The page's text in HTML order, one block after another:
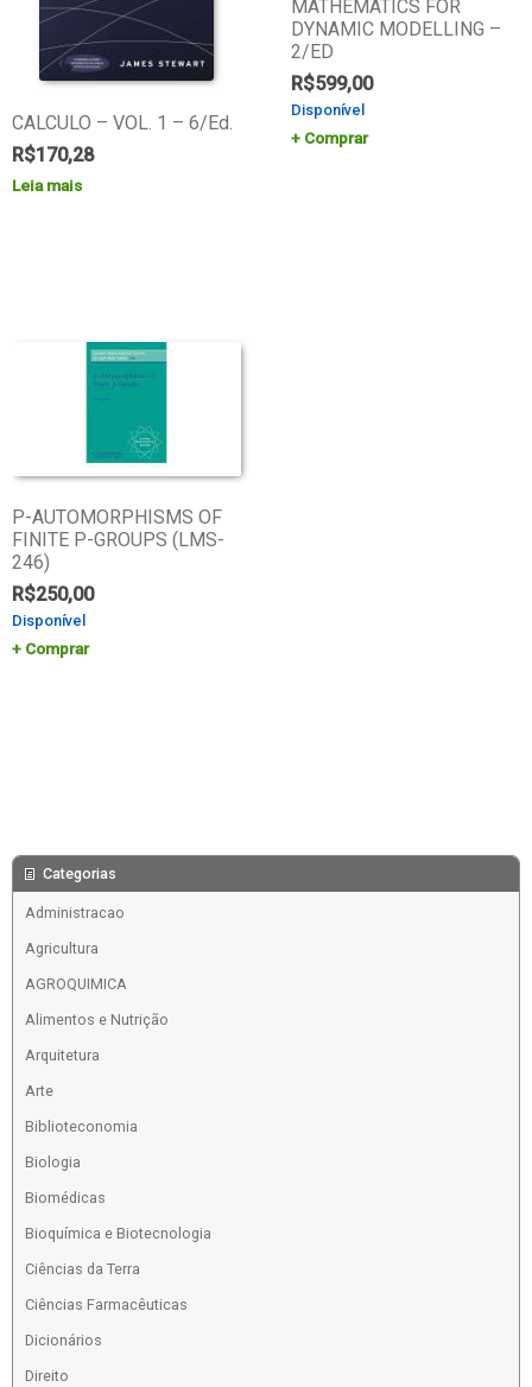
CALCULO – VOL. 1 – 6/Ed.
R$170,28
Leia mais
MATHEMATICS FOR
DYNAMIC MODELLING –
2/ED
R$599,00
Disponível
Comprar
P-AUTOMORPHISMS OF
FINITE P-GROUPS (LMS-
246)
R$250,00
Disponível
Comprar
Categorias
Administracao
Agricultura
AGROQUIMICA
Alimentos e Nutrição
Arquitetura
Arte
Biblioteconomia
Biologia
Biomédicas
Bioquímica e Biotecnologia
Ciências da Terra
Ciências Farmacêuticas
Dicionários
Direito